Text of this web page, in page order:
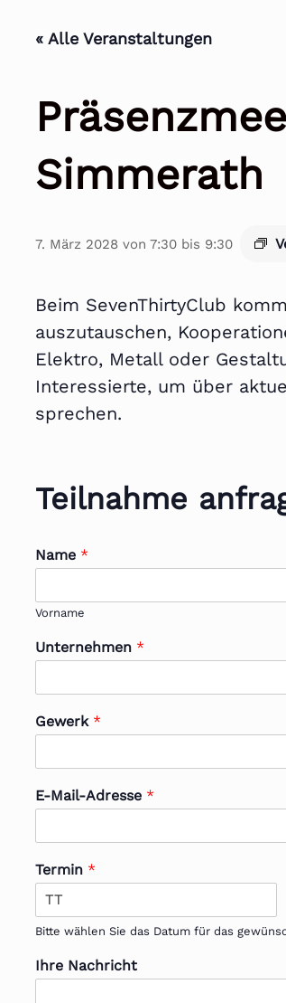
« Alle Veranstaltungen
Simmerath
7. März 2028 von 7:30 bis 9:30
Beim SevenThirtyClub
auszutauschen,
Elektro, Metall oder
Interessierte, um über
sprechen.
Teilnahme
Name *
Vorname
Unternehmen *
Gewerk *
E-Mail-Adresse *
Termin *
Bitte wählen Sie das Datum für das
Ihre Nachricht